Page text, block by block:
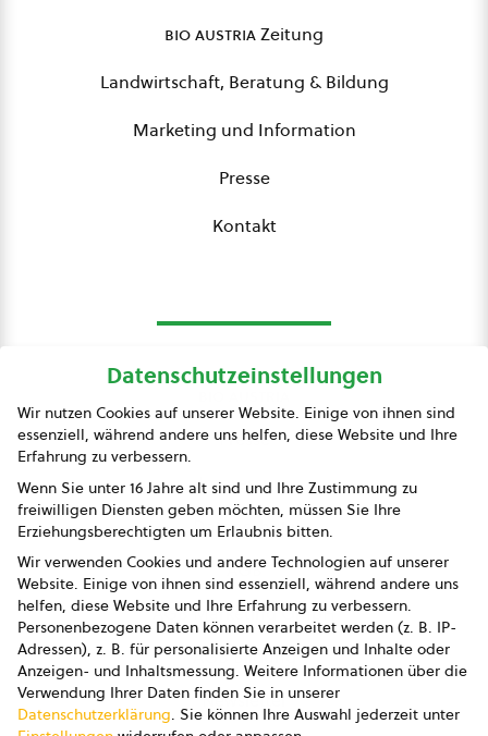
bio austriaZeitung
Landwirtschaft, Beratung & Bildung
Marketing und Information
Presse
Kontakt
Presse
Impressum
Datenschutz
AGB
AGB Marketing GmbH
AGB Bildung
Newsletter
Datenschutzeinstellungen
Wir nutzen Cookies auf unserer Website. Einige von ihnen sind
essenziell, während andere uns helfen, diese Website und Ihre
Erfahrung zu verbessern.
Wenn Sie unter 16 Jahre alt sind und Ihre Zustimmung zu
freiwilligen Diensten geben möchten, müssen Sie Ihre
Erziehungsberechtigten um Erlaubnis bitten.
Wir verwenden Cookies und andere Technologien auf unserer
Website. Einige von ihnen sind essenziell, während andere uns
helfen, diese Website und Ihre Erfahrung zu verbessern.
Personenbezogene Daten können verarbeitet werden (z. B. IP-
Adressen), z. B. für personalisierte Anzeigen und Inhalte oder
Anzeigen- und Inhaltsmessung. Weitere Informationen über die
Verwendung Ihrer Daten finden Sie in unserer
Datenschutzerklärung. Sie können Ihre Auswahl jederzeit unter